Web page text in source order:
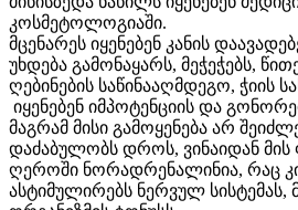
კოსმეტოლოგიაში.
მცენარეს იყენებენ კანის
უხდება გამონაყარს, მეჭეჭებს,
ღებინების საწინააღმდეგო, ჭიის
იყენებენ იმპოტენციის და
მაგრამ მისი გამოყენება არ
დაძაბულობს დროს, ვინაიდან
ღეროში ნორადრენალინია, რაც
ასტიმულირებს ნერვულ სისტემას,